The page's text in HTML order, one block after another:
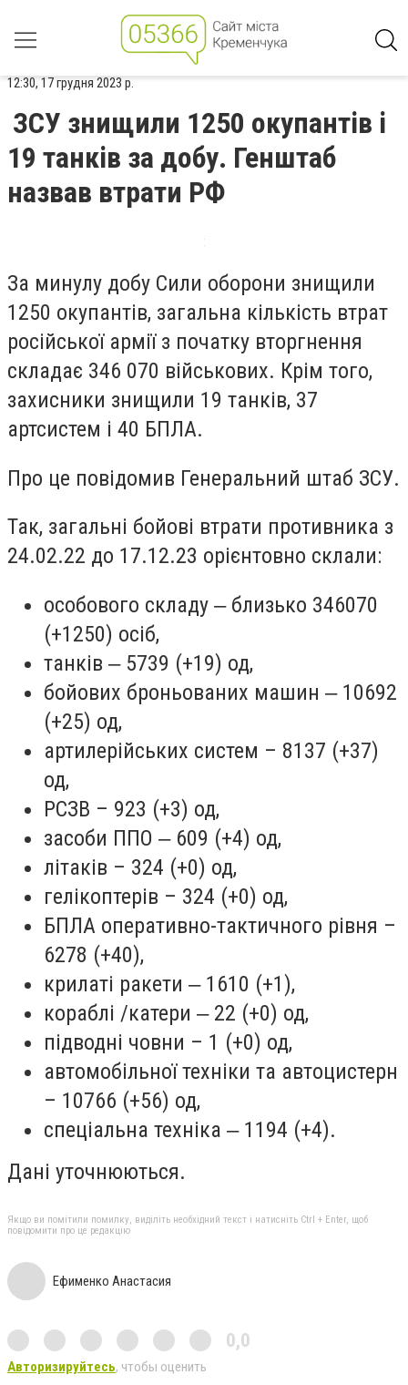
12:30, 17 грудня 2023 р.
ЗСУ знищили 1250 окупантів і
19 танків за добу. Генштаб
назвав втрати РФ
За минулу добу Сили оборони знищили
1250 окупантів, загальна кількість втрат
російської армії з початку вторгнення
складає 346 070 військових. Крім того,
захисники знищили 19 танків, 37
артсистем і 40 БПЛА.
Про це повідомив Генеральний штаб ЗСУ.
Так, загальні бойові втрати противника з
24.02.22 до 17.12.23 орієнтовно склали:
особового складу ‒ близько 346070
(+1250) осіб,
танків ‒ 5739 (+19) од,
бойових броньованих машин ‒ 10692
(+25) од,
артилерійських систем – 8137 (+37)
од,
РСЗВ – 923 (+3) од,
засоби ППО ‒ 609 (+4) од,
літаків – 324 (+0) од,
гелікоптерів – 324 (+0) од,
БПЛА оперативно-тактичного рівня –
6278 (+40),
крилаті ракети ‒ 1610 (+1),
кораблі /катери ‒ 22 (+0) од,
підводні човни – 1 (+0) од,
автомобільної техніки та автоцистерн
– 10766 (+56) од,
спеціальна техніка ‒ 1194 (+4).
Дані уточнюються.
Якщо ви помітили помилку, виділіть необхідний текст і натисніть Ctrl + Enter, щоб
повідомити про це редакцію
Ефименко Анастасия
0,0
Авторизируйтесь, чтобы оценить